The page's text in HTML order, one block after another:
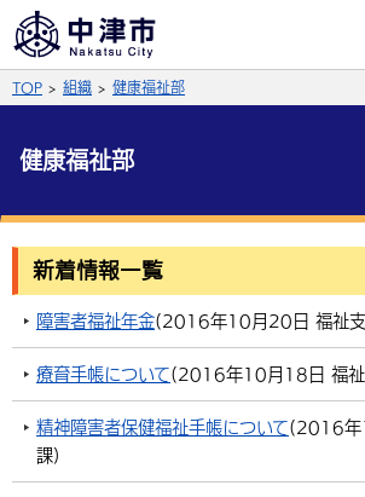
やさしい日本語
ふりがなをつける
よみあげる
黒 青
Facebook X (Twitter)
サイト内検索
総合メニュー
くらしの情報
届出・登録・証明 保険・年金
福祉・介護
事業者の方へ
入札・契約
TOP 組織 健康福祉部
健康福祉部
新着情報一覧
障害者福祉年金(2016年10月20日 福祉
療育手帳について(2016年10月18日 福
精神障害者保健福祉手帳について(2016年
課)